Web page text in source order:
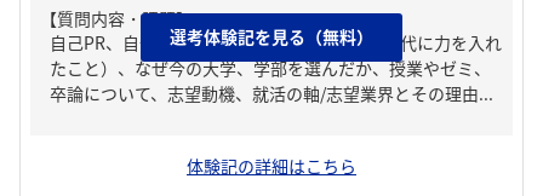
【質問内容・課題】
自己PR、自分の強み/弱み、ガクチカ（学生時代に力を入れ
たこと）、なぜ今の大学、学部を選んだか、授業やゼミ、
卒論について、志望動機、就活の軸/志望業界とその理由...
選考体験記を見る（無料）
体験記の詳細はこちら